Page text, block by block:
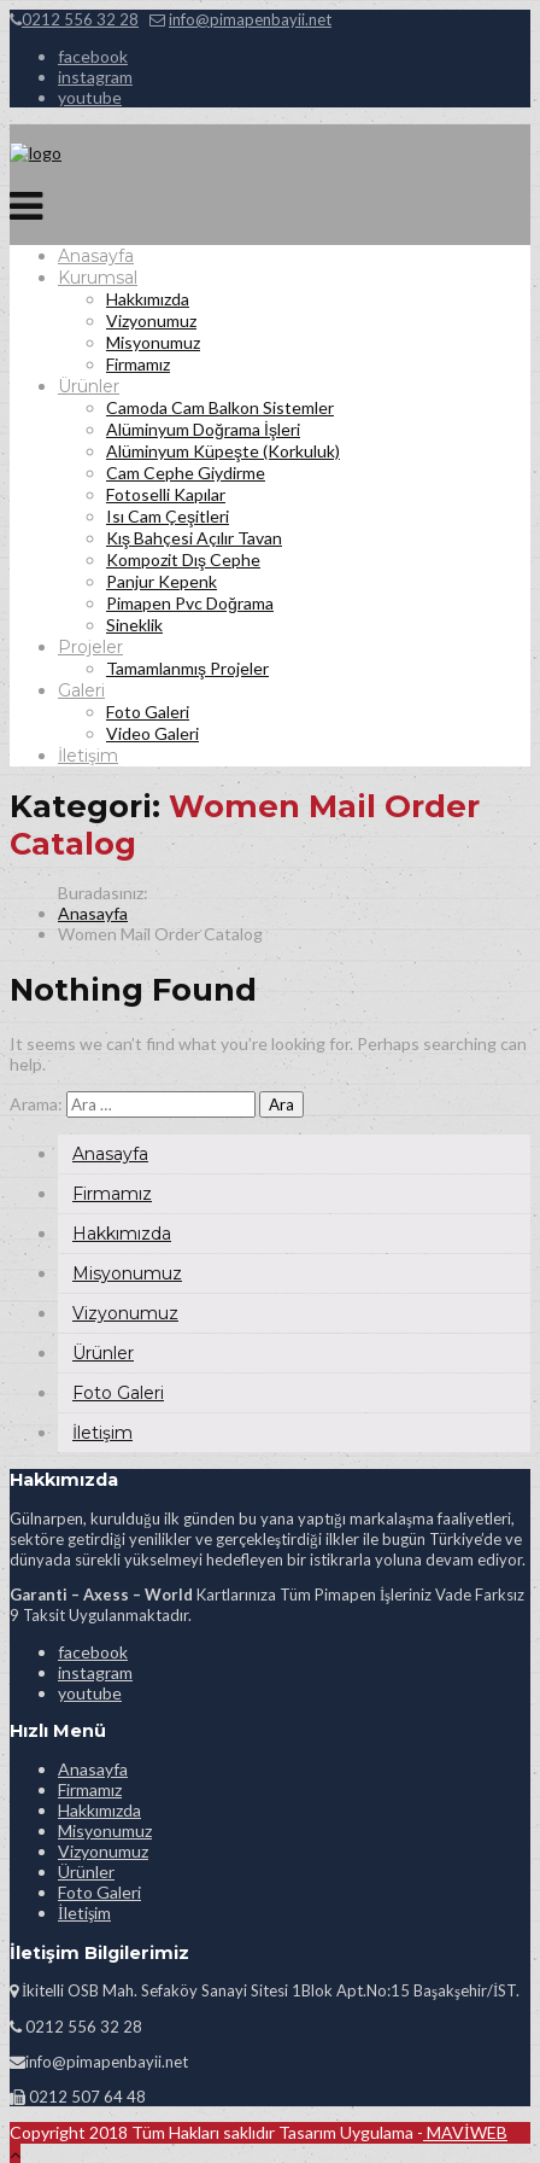
0212 556 32 28 info@pimapenbayii.net
facebook
instagram
youtube
Anasayfa
Kurumsal
Hakkımızda
Vizyonumuz
Misyonumuz
Firmamız
Ürünler
Camoda Cam Balkon Sistemler
Alüminyum Doğrama İşleri
Alüminyum Küpeşte (Korkuluk)
Cam Cephe Giydirme
Fotoselli Kapılar
Isı Cam Çeşitleri
Kış Bahçesi Açılır Tavan
Kompozit Dış Cephe
Panjur Kepenk
Pimapen Pvc Doğrama
Sineklik
Projeler
Tamamlanmış Projeler
Galeri
Foto Galeri
Video Galeri
İletişim
Kategori: Women Mail Order
Catalog
Anasayfa
Women Mail Order Catalog
Nothing Found
It seems we can’t find what you’re looking for. Perhaps searching can
help.
Arama:
Anasayfa
Firmamız
Hakkımızda
Misyonumuz
Vizyonumuz
Ürünler
Foto Galeri
İletişim
Hakkımızda
Gülnarpen, kurulduğu ilk günden bu yana yaptığı markalaşma faaliyetleri,
sektöre getirdiği yenilikler ve gerçekleştirdiği ilkler ile bugün Türkiye’de ve
dünyada sürekli yükselmeyi hedefleyen bir istikrarla yoluna devam ediyor.
Garanti – Axess – World Kartlarınıza Tüm Pimapen İşleriniz Vade Farksız
9 Taksit Uygulanmaktadır.
facebook
instagram
youtube
Hızlı Menü
Anasayfa
Firmamız
Hakkımızda
Misyonumuz
Vizyonumuz
Ürünler
Foto Galeri
İletişim
İletişim Bilgilerimiz
İkitelli OSB Mah. Sefaköy Sanayi Sitesi 1Blok Apt.No:15 Başakşehir/İST.
0212 556 32 28
info@pimapenbayii.net
0212 507 64 48
Copyright 2018 Tüm Hakları saklıdır Tasarım Uygulama - MAVİWEB